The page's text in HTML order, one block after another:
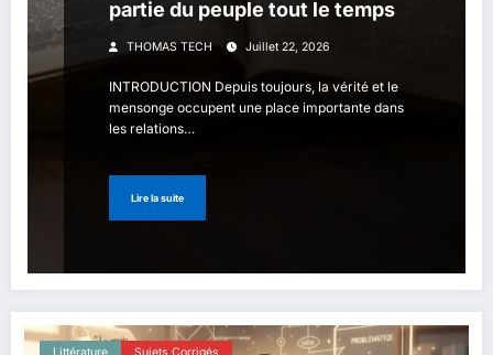
partie du peuple tout le temps
THOMAS TECH Juillet 22, 2026
INTRODUCTION Depuis toujours, la vérité et le
mensonge occupent une place importante dans
les relations…
Lire la suite